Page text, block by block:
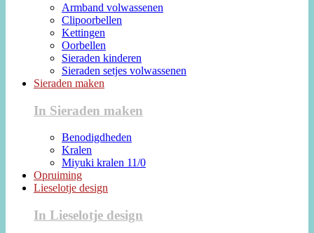
Armband volwassenen
Clipoorbellen
Kettingen
Oorbellen
Sieraden kinderen
Sieraden setjes volwassenen
Sieraden maken
In Sieraden maken
Benodigdheden
Kralen
Miyuki kralen 11/0
Opruiming
Lieselotje design
In Lieselotje design